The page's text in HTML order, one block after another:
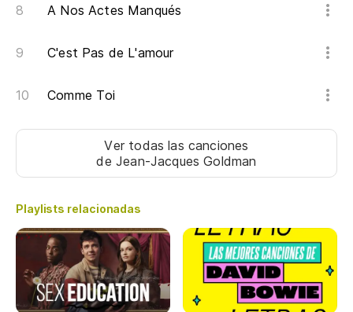
A Nos Actes Manqués
C'est Pas de L'amour
Comme Toi
Ver todas las canciones
de Jean-Jacques Goldman
Playlists relacionadas